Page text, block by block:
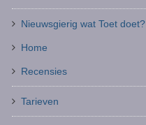
Nieuwsgierig wat Toet doet?
Home
Recensies
Tarieven